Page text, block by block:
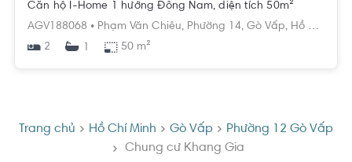
Căn hộ I-Home 1 hướng Đông Nam, diện tích 50m²
AGV188068 • Phạm Văn Chiêu, Phường 14, Gò Vấp, Hồ Chí Minh
2
50 m²
Trang chủ Hồ Chí Minh Gò Vấp
Phường 12 Gò Vấp
Chung cư Khang Gia